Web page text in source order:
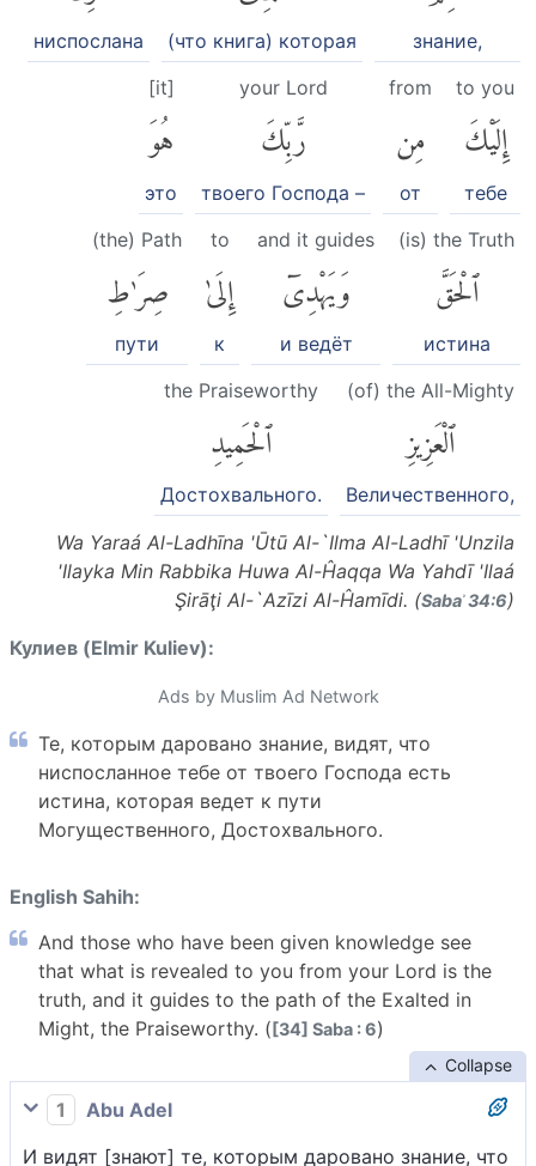
знание,
(что книга) которая
ниспослана
to you
إِلَيْكَ
тебе
from
مِن
от
your Lord
رَّبِّكَ
твоего Господа –
[it]
هُوَ
это
(is) the Truth
ٱلْحَقَّ
истина
and it guides
وَيَهْدِىٓ
и ведёт
to
إِلَىٰ
к
(the) Path
صِرَٰطِ
пути
(of) the All-Mighty
ٱلْعَزِيزِ
Величественного,
the Praiseworthy
ٱلْحَمِيدِ
Достохвального.
Wa Yaraá Al-Ladhīna 'Ūtū Al-`Ilma Al-Ladhī 'Unzila
'Ilayka Min Rabbika Huwa Al-Ĥaqqa Wa Yahdī 'Ilaá
Şirāţi Al-`Azīzi Al-Ĥamīdi. (Sabaʾ 34:6)
Кулиев (Elmir Kuliev):
Ads by Muslim Ad Network
Те, которым даровано знание, видят, что
ниспосланное тебе от твоего Господа есть
истина, которая ведет к пути
Могущественного, Достохвального.
English Sahih:
And those who have been given knowledge see
that what is revealed to you from your Lord is the
truth, and it guides to the path of the Exalted in
Might, the Praiseworthy. ([34] Saba : 6)
Collapse
1
Abu Adel
И видят [знают] те, которым даровано знание, что